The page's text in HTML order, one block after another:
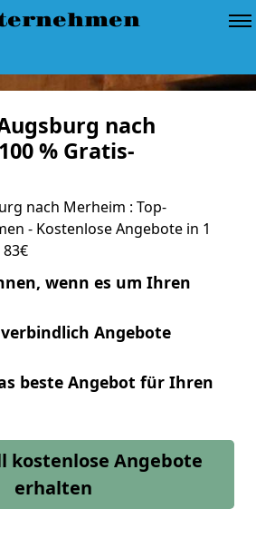
nach
% Gratis-
nach Merheim : Top-
- Kostenlose Angebote in 1
wenn es um Ihren
Angebote
beste Angebot für Ihren
kostenlose Angebote
erhalten